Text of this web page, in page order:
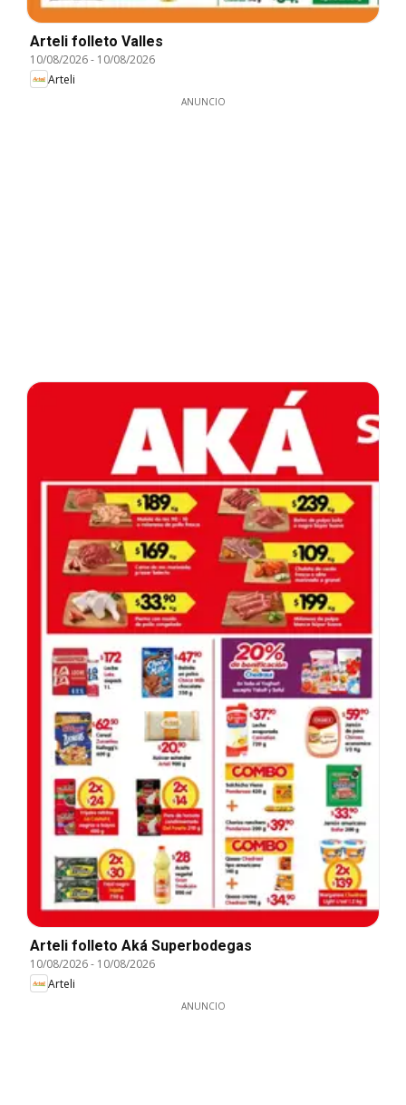
Arteli folleto Valles
10/08/2026- 10/08/2026
Arteli
ANUNCIO
Arteli folleto Aká Superbodegas
10/08/2026- 10/08/2026
Arteli
ANUNCIO